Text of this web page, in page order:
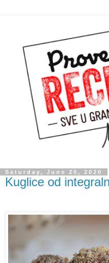
Saturday, June 20, 2020
Kuglice od